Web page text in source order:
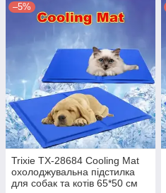
–5%
Trixie TX-28684 Cooling Mat
охолоджувальна підстилка
для собак та котів 65*50 см